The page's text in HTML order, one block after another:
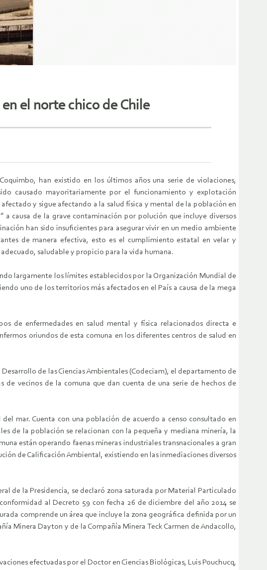
el norte chico de Chile
han existido en los últimos años una serie de violaciones,
causado mayoritariamente por el funcionamiento y explotación
y sigue afectando a la salud física y mental de la población en
causa de la grave contaminación por polución que incluye diversos
han sido insuficientes para asegurar vivir en un medio ambiente
de manera efectiva, esto es el cumplimiento estatal en velar y
saludable y propicio para la vida humana.
largamente los límites establecidos por la Organización Mundial de
uno de los territorios más afectados en el País a causa de la mega
de enfermedades en salud mental y física relacionados directa e
oriundos de esta comuna en los diferentes centros de salud en
de las Ciencias Ambientales (Codeciam), el departamento de
vecinos de la comuna que dan cuenta de una serie de hechos de
mar. Cuenta con una población de acuerdo a censo consultado en
de la población se relacionan con la pequeña y mediana minería, la
están operando faenas mineras industriales transnacionales a gran
de Calificación Ambiental, existiendo en las inmediaciones diversos
de la Presidencia, se declaró zona saturada por Material Particulado
al Decreto 59 con fecha 26 de diciembre del año 2014 se
comprende un área que incluye la zona geográfica definida por un
Minera Dayton y de la Compañía Minera Teck Carmen de Andacollo,
efectuadas por el Doctor en Ciencias Biológicas, Luis Pouchucq,